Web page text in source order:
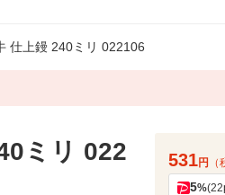
仕上鏝 240ミリ 022106
ミリ 022
531円 （
5%